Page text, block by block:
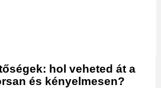
hol veheted át a
és kényelmesen?